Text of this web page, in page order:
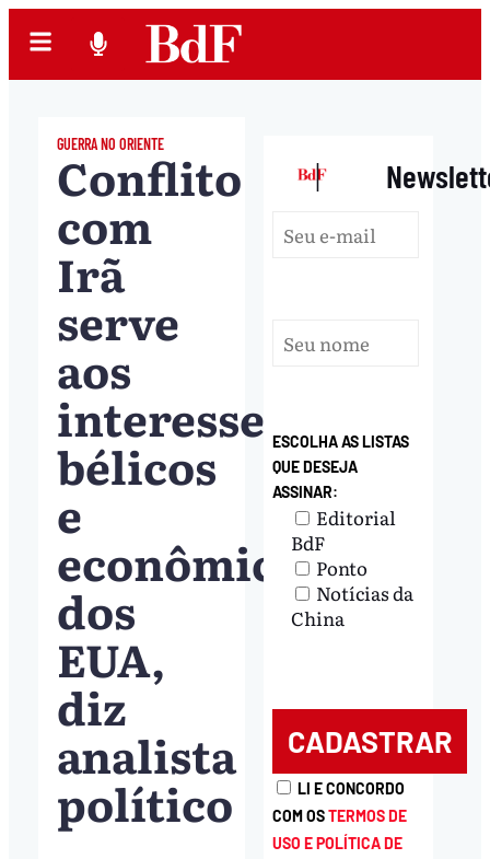
GUERRA NO ORIENTE
Conflito
com
Irã
serve
aos
interesses
bélicos
e
econômicos
dos
EUA,
diz
analista
político
|
ESCOLHA AS LISTAS
QUE DESEJA
ASSINAR:
Editorial
BdF
Ponto
Notícias da
China
LI E CONCORDO
COM OSTERMOS DE
USO E POLÍTICA DE